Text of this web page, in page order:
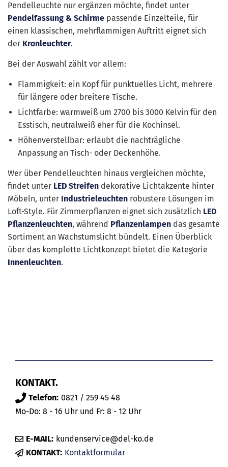
Pendelleuchte nur ergänzen möchte, findet unter
Pendelfassung & Schirme passende Einzelteile, für
einen klassischen, mehrflammigen Auftritt eignet sich
der Kronleuchter.
Bei der Auswahl zählt vor allem:
Flammigkeit: ein Kopf für punktuelles Licht, mehrere
für längere oder breitere Tische.
Lichtfarbe: warmweiß um 2700 bis 3000 Kelvin für den
Esstisch, neutralweiß eher für die Kochinsel.
Höhenverstellbar: erlaubt die nachträgliche
Anpassung an Tisch- oder Deckenhöhe.
Wer über Pendelleuchten hinaus vergleichen möchte,
findet unter LED Streifen dekorative Lichtakzente hinter
Möbeln, unter Industrieleuchten robustere Lösungen im
Loft-Style. Für Zimmerpflanzen eignet sich zusätzlich LED
Pflanzenleuchten, während Pflanzenlampen das gesamte
Sortiment an Wachstumslicht bündelt. Einen Überblick
über das komplette Lichtkonzept bietet die Kategorie
Innenleuchten.
KONTAKT.
Telefon: 0821 / 259 45 48
Mo-Do: 8 - 16 Uhr und Fr: 8 - 12 Uhr
E-MAIL: kundenservice@del-ko.de
KONTAKT: Kontaktformular